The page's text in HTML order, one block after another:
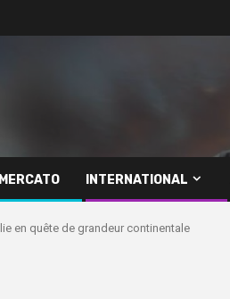
MERCATO INTERNATIONAL
en quête de grandeur continentale